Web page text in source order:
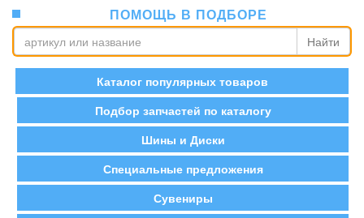
ПОМОЩЬ В ПОДБОРЕ
Найти
Каталог популярных товаров
Подбор запчастей по каталогу
Шины и Диски
Специальные предложения
Сувениры